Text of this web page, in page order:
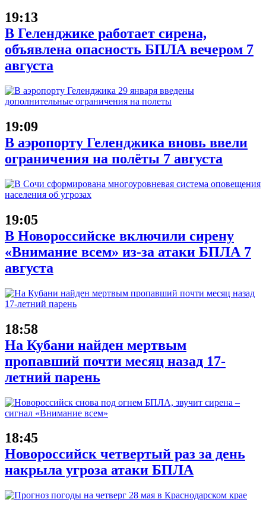
19:13
В Геленджике работает сирена,
объявлена опасность БПЛА вечером 7
августа
19:09
В аэропорту Геленджика вновь ввели
ограничения на полёты 7 августа
19:05
В Новороссийске включили сирену
«Внимание всем» из-за атаки БПЛА 7
августа
18:58
На Кубани найден мертвым
пропавший почти месяц назад 17-
летний парень
18:45
Новороссийск четвертый раз за день
накрыла угроза атаки БПЛА